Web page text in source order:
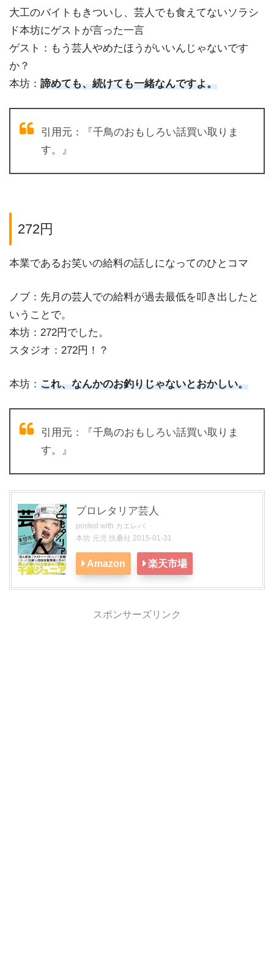
大工のバイトもきついし、芸人でも食えてないソラシ
ド本坊にゲストが言った一言
ゲスト：もう芸人やめたほうがいいんじゃないです
か？
本坊： 諦めても、続けても一緒なんですよ。
引用元：『千鳥のおもしろい話買い取りま
す。』
272円
本業であるお笑いの給料の話しになってのひとコマ
ノブ：先月の芸人での給料が過去最低を叩き出したと
いうことで。
本坊：272円でした。
スタジオ：272円！？
本坊： これ、なんかのお釣りじゃないとおかしい。
引用元：『千鳥のおもしろい話買い取りま
す。』
プロレタリア芸人
posted with カエレバ
本坊 元児 扶桑社 2015-01-31
Amazon 楽天市場
スポンサーズリンク